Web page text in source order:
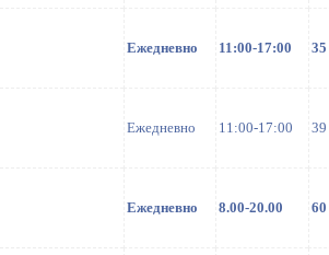
Ежедневно 11:00-17:00 35
Ежедневно 11:00-17:00 39
Ежедневно 8.00-20.00 60